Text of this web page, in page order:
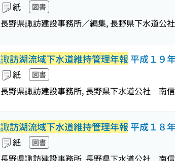
紙 図書
長野県諏訪建設事務所／編集, 長野県下水道
諏訪湖流域下水道維持管理年報平成１９
紙 図書
長野県諏訪建設事務所, 長野県下水道公社 南
諏訪湖流域下水道維持管理年報平成１８
紙 図書
長野県諏訪建設事務所, 長野県下水道公社 南